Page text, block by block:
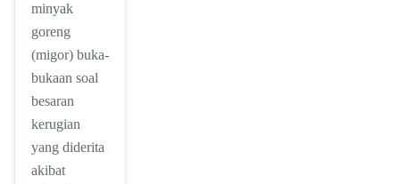
minyak
goreng
(migor) buka-
bukaan soal
besaran
kerugian
yang diderita
akibat